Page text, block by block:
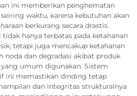
ini memberikan penghematan
waktu, karena kebutuhan akan
berkurang secara drastis.
hanya terbatas pada ketahanan
tetapi juga mencakup ketahanan
noda dan degradasi akibat produk
umum digunakan. Sistem
ini memastikan dinding tetap
dan integritas strukturalnya